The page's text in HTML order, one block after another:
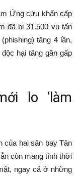
Ứng cứu khẩn cấp
đã bị 31.500 vụ tấn
tăng 4 lần,
hại tăng gần gấp
lo ‘làm
của hai sân bay Tân
còn mang tính thời
ngay cả ở những